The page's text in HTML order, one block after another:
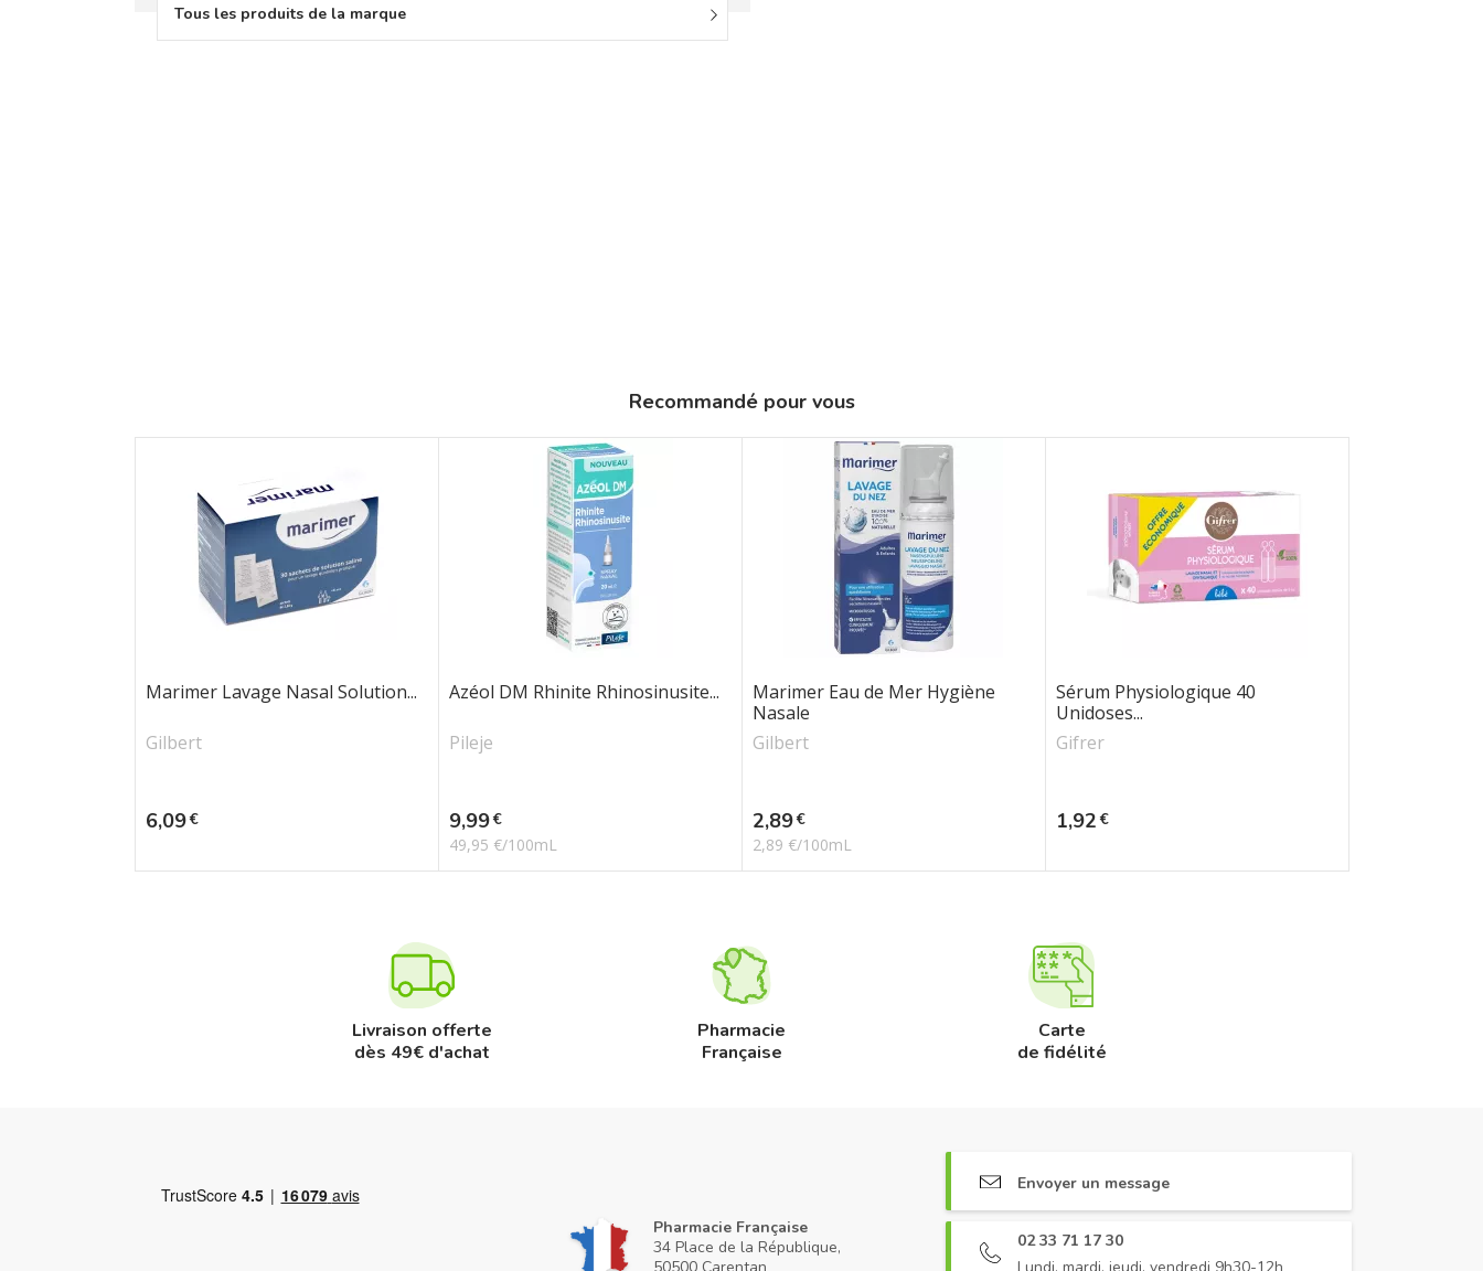
Tous les produits de la marque
Recommandé pour vous
Marimer Lavage Nasal Solution...
Gilbert
Prix
6,09€
Azéol DM Rhinite Rhinosinusite...
Pileje
Prix
9,99€
49,95 €/100mL
Marimer Eau de Mer Hygiène
Nasale
Gilbert
Prix
2,89€
2,89 €/100mL
Sérum Physiologique 40
Unidoses...
Gifrer
Prix
1,92 €
Livraison offerte
dès 49€ d'achat
Pharmacie
Française
Carte
de fidélité
Pharmacie Française
34 Place de la République,
50500 Carentan
Envoyer un message
02 33 71 17 30